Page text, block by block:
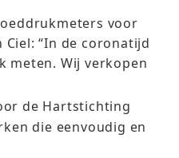
voor
“In de coronatijd
meten. Wij verkopen
de Hartstichting
die eenvoudig en